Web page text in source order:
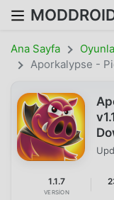
Ana Sayfa
Aporkalypse -
1.1.7
VERSION